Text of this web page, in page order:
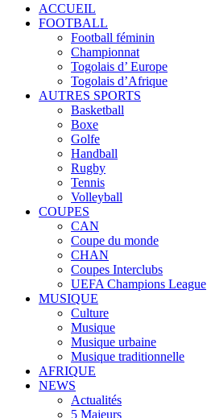
ACCUEIL
FOOTBALL
Football féminin
Championnat
Togolais d’ Europe
Togolais d’Afrique
AUTRES SPORTS
Basketball
Boxe
Golfe
Handball
Rugby
Tennis
Volleyball
COUPES
CAN
Coupe du monde
CHAN
Coupes Interclubs
UEFA Champions League
MUSIQUE
Culture
Musique
Musique urbaine
Musique traditionnelle
AFRIQUE
NEWS
Actualités
5 Majeurs